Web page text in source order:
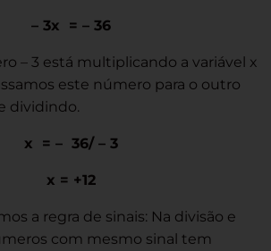
– 3x = – 36
– 3 está multiplicando a variável x
este número para o outro
dividindo.
x = – 36/ – 3
x = +12
a regra de sinais: Na divisão e
com mesmo sinal tem